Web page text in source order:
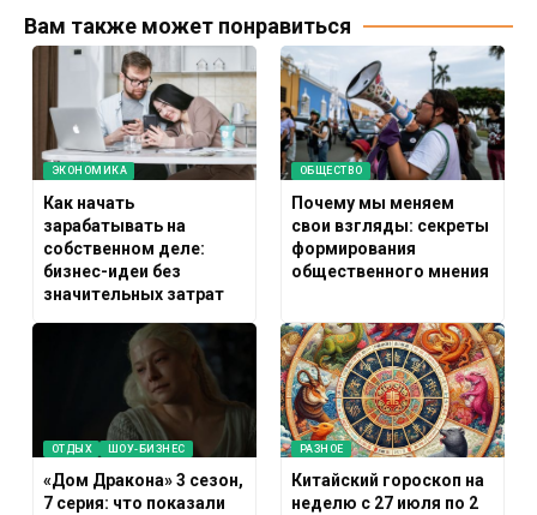
Вам также может понравиться
ЭКОНОМИКА
Как начать
зарабатывать на
собственном деле:
бизнес-идеи без
значительных затрат
ОБЩЕСТВО
Почему мы меняем
свои взгляды: секреты
формирования
общественного мнения
ОТДЫХ ШОУ-БИЗНЕС
«Дом Дракона» 3 сезон,
7 серия: что показали
РАЗНОЕ
Китайский гороскоп на
неделю с 27 июля по 2